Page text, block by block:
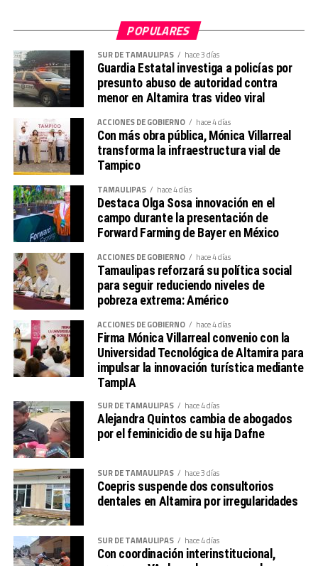
lo que se está causando al medioambiente
En la norma oficialexisten bolsas de plástico que son
biodegradables en corto tiempo, siendo esas las que
se pueden utilizar por lo que incluso las empresas que se
dedican a la venta o distribución de las mismas también
serán inspeccionadas.
Si en una segunda inspección se detecta que se
continúa con el desacato a la norma entonces se
aplicarán las sanciones que correspondan
POPULARES
SUR DE TAMAULIPAS hace 3 días
Guardia Estatal investiga a policías por
presunto abuso de autoridad contra
menor en Altamira tras video viral
ACCIONES DE GOBIERNO hace 4 días
Con más obra pública, Mónica Villarreal
transforma la infraestructura vial de
Tampico
TAMAULIPAS hace 4 días
Destaca Olga Sosa innovación en el
campo durante la presentación de
Forward Farming de Bayer en México
ACCIONES DE GOBIERNO hace 4 días
Tamaulipas reforzará su política social
para seguir reduciendo niveles de
pobreza extrema: Américo
ACCIONES DE GOBIERNO hace 4 días
Firma Mónica Villarreal convenio con la
Universidad Tecnológica de Altamira para
impulsar la innovación turística mediante
TampIA
SUR DE TAMAULIPAS hace 4 días
Alejandra Quintos cambia de abogados
por el feminicidio de su hija Dafne
SUR DE TAMAULIPAS hace 3 días
Coepris suspende dos consultorios
dentales en Altamira por irregularidades
SUR DE TAMAULIPAS hace 4 días
Con coordinación interinstitucional,